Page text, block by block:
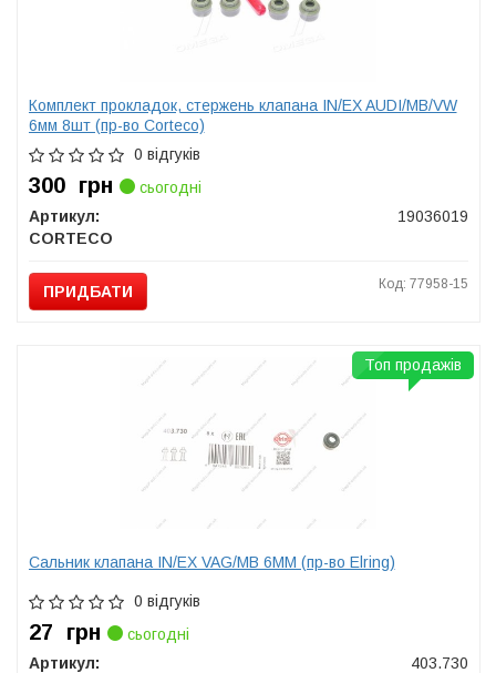
Комплект прокладок, стержень клапана IN/EX AUDI/MB/VW
6мм 8шт (пр-во Corteco)
0 відгуків
300 грн
сьогодні
Артикул:
19036019
CORTECO
ПРИДБАТИ Код: 77958-15
Сальник клапана IN/EX VAG/MB 6MM (пр-во Elring)
0 відгуків
27 грн
сьогодні
Артикул:
403.730
Топ продажів